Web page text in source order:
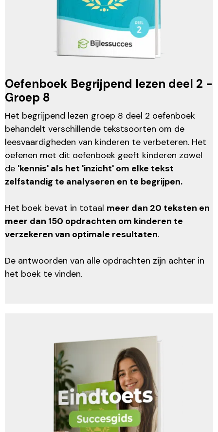
Oefenboek Begrijpend lezen deel 2 -
Groep 8
Het begrijpend lezen groep 8 deel 2 oefenboek
behandelt verschillende tekstsoorten om de
leesvaardigheden van kinderen te verbeteren. Het
oefenen met dit oefenboek geeft kinderen zowel
de 'kennis' als het 'inzicht' om elke tekst
zelfstandig te analyseren en te begrijpen.
Het boek bevat in totaal meer dan 20 teksten en
meer dan 150 opdrachten om kinderen te
verzekeren van optimale resultaten.
De antwoorden van alle opdrachten zijn achter in
het boek te vinden.